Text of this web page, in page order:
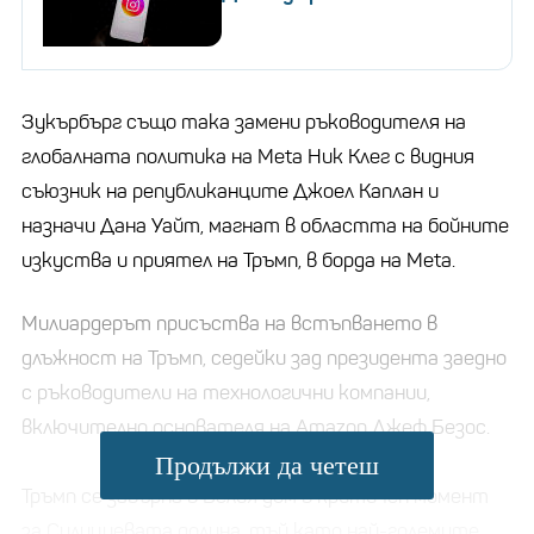
Зукърбърг също така замени ръководителя на
глобалната политика на Meta Ник Клег с видния
съюзник на републиканците Джоел Каплан и
назначи Дана Уайт, магнат в областта на бойните
изкуства и приятел на Тръмп, в борда на Meta.
Милиардерът присъства на встъпването в
длъжност на Тръмп, седейки зад президента заедно
с ръководители на технологични компании,
включително основателя на Amazon Джеф Безос.
Тръмп се завърна в Белия дом в критичен момент
Продължи да четеш